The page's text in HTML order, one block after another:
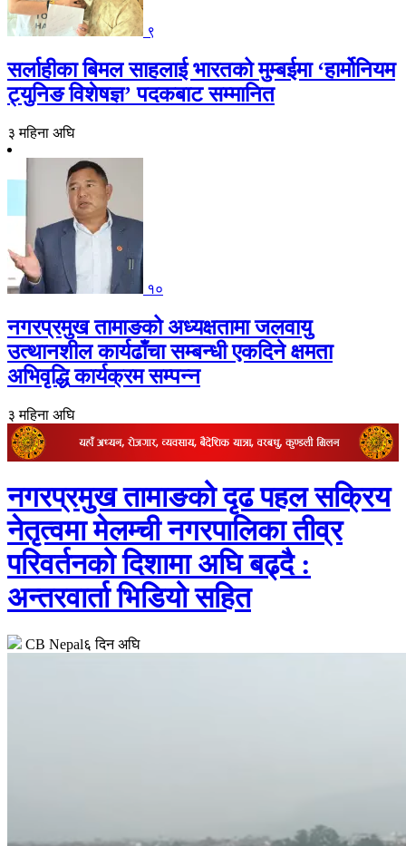
९
सर्लाहीका बिमल साहलाई भारतको मुम्बईमा ‘हार्मोनियम
ट्युनिङ विशेषज्ञ’ पदकबाट सम्मानित
३ महिना अघि
१०
नगरप्रमुख तामाङको अध्यक्षतामा जलवायु
उत्थानशील कार्यढाँचा सम्बन्धी एकदिने क्षमता
अभिवृद्धि कार्यक्रम सम्पन्न
३ महिना अघि
नगरप्रमुख तामाङको दृढ पहल सक्रिय
नेतृत्वमा मेलम्ची नगरपालिका तीव्र
परिवर्तनको दिशामा अघि बढ्दै :
अन्तरवार्ता भिडियो सहित
CB Nepal६ दिन अघि